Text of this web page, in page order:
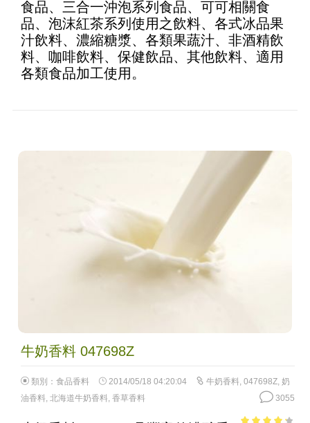
食品、三合一沖泡系列食品、可可相關食
品、泡沫紅茶系列使用之飲料、各式冰品果
汁飲料、濃縮糖漿、各類果蔬汁、非酒精飲
料、咖啡飲料、保健飲品、其他飲料、適用
各類食品加工使用。
牛奶香料 047698Z
類別： 食品香料 2014/05/18 04:20:04 牛奶香料 047698Z, 奶
油香料 北海道牛奶香料 香草香料 3055